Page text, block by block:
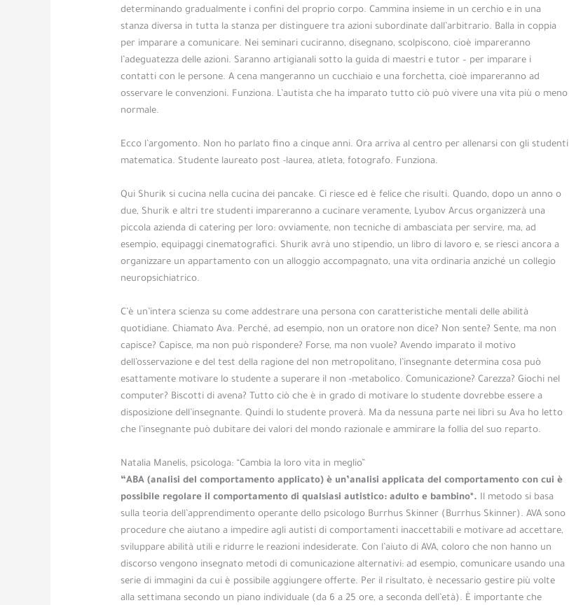
determinando gradualmente i confini del proprio corpo. Cammina insieme in un cerchio e in una
stanza diversa in tutta la stanza per distinguere tra azioni subordinate dall’arbitrario. Balla in coppia
per imparare a comunicare. Nei seminari cuciranno, disegnano, scolpiscono, cioè impareranno
l’adeguatezza delle azioni. Saranno artigianali sotto la guida di maestri e tutor – per imparare i
contatti con le persone. A cena mangeranno un cucchiaio e una forchetta, cioè impareranno ad
osservare le convenzioni. Funziona. L’autista che ha imparato tutto ciò può vivere una vita più o meno
normale.
Ecco l’argomento. Non ho parlato fino a cinque anni. Ora arriva al centro per allenarsi con gli studenti
matematica. Studente laureato post -laurea, atleta, fotografo. Funziona.
Qui Shurik si cucina nella cucina dei pancake. Ci riesce ed è felice che risulti. Quando, dopo un anno o
due, Shurik e altri tre studenti impareranno a cucinare veramente, Lyubov Arcus organizzerà una
piccola azienda di catering per loro: ovviamente, non tecniche di ambasciata per servire, ma, ad
esempio, equipaggi cinematografici. Shurik avrà uno stipendio, un libro di lavoro e, se riesci ancora a
organizzare un appartamento con un alloggio accompagnato, una vita ordinaria anziché un collegio
neuropsichiatrico.
C’è un’intera scienza su come addestrare una persona con caratteristiche mentali delle abilità
quotidiane. Chiamato Ava. Perché, ad esempio, non un oratore non dice? Non sente? Sente, ma non
capisce? Capisce, ma non può rispondere? Forse, ma non vuole? Avendo imparato il motivo
dell’osservazione e del test della ragione del non metropolitano, l’insegnante determina cosa può
esattamente motivare lo studente a superare il non -metabolico. Comunicazione? Carezza? Giochi nel
computer? Biscotti di avena? Tutto ciò che è in grado di motivare lo studente dovrebbe essere a
disposizione dell’insegnante. Quindi lo studente proverà. Ma da nessuna parte nei libri su Ava ho letto
che l’insegnante può dubitare dei valori del mondo razionale e ammirare la follia del suo reparto.
Natalia Manelis, psicologa: “Cambia la loro vita in meglio”
“ABA (analisi del comportamento applicato) è un’analisi applicata del comportamento con cui è
possibile regolare il comportamento di qualsiasi autistico: adulto e bambino*. Il metodo si basa
sulla teoria dell’apprendimento operante dello psicologo Burrhus Skinner (Burrhus Skinner). AVA sono
procedure che aiutano a impedire agli autisti di comportamenti inaccettabili e motivare ad accettare,
sviluppare abilità utili e ridurre le reazioni indesiderate. Con l’aiuto di AVA, coloro che non hanno un
discorso vengono insegnato metodi di comunicazione alternativi: ad esempio, comunicare usando una
serie di immagini da cui è possibile aggiungere offerte. Per il risultato, è necessario gestire più volte
alla settimana secondo un piano individuale (da 6 a 25 ore, a seconda dell’età). È importante che